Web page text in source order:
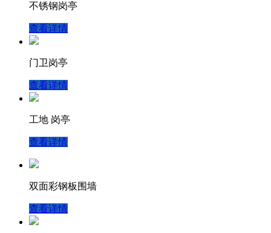
不锈钢岗亭
查看详情
门卫岗亭
查看详情
工地 岗亭
查看详情
双面彩钢板围墙
查看详情